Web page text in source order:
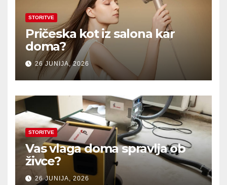
STORITVE
Pričeska kot iz salona kar
doma?
26 JUNIJA, 2026
STORITVE
Vas vlaga doma spravlja ob
živce?
26 JUNIJA, 2026